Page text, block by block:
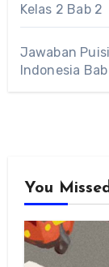
Kelas 2 Bab 2
Jawaban
Indonesia Bab
You Missed